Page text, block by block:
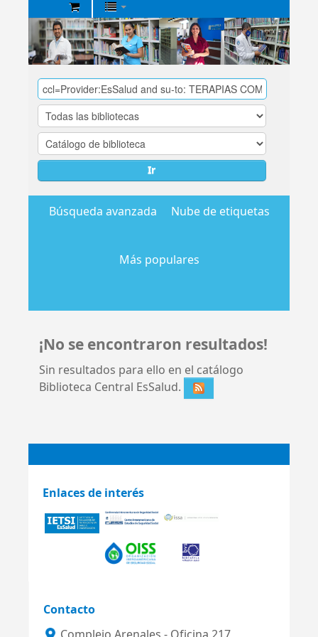
Biblioteca
Central
EsSalud
Ir
Búsqueda avanzada Nube de etiquetas
Más populares
¡No se encontraron resultados!
Sin resultados para ello en el catálogo
Biblioteca Central EsSalud.
Enlaces de interés
Contacto